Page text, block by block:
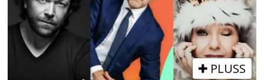
PLUSS